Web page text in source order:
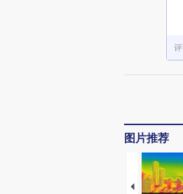
图片推荐